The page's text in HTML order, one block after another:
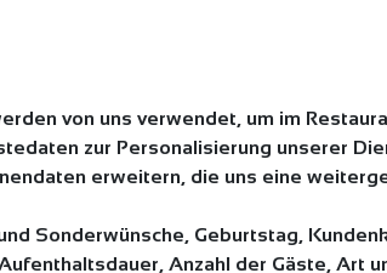
von uns verwendet, um im
zur Personalisierung unserer
erweitern, die uns eine
Sonderwünsche, Geburtstag,
Anzahl der Gäste, Art